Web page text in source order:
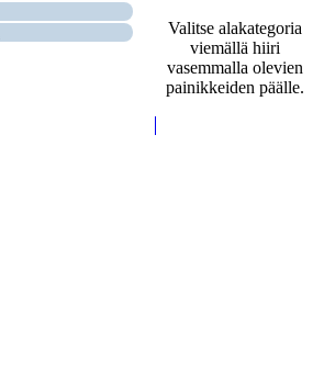
Valitse alakategoria
viemällä hiiri
vasemmalla olevien
painikkeiden päälle.